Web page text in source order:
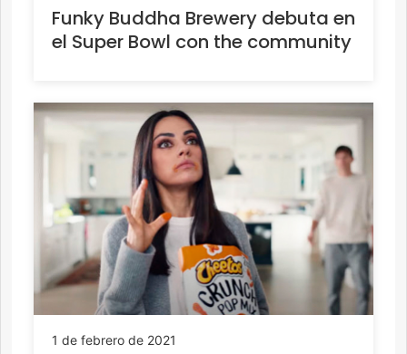
Funky Buddha Brewery debuta en
el Super Bowl con the community
1 de febrero de 2021